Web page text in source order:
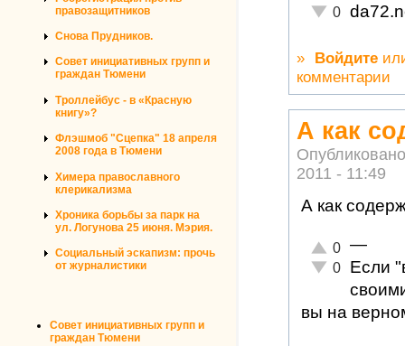
правозащитников
Снова Прудников.
Совет инициативных групп и
граждан Тюмени
Троллейбус - в «Красную
книгу»?
Флэшмоб "Сцепка" 18 апреля
2008 года в Тюмени
Химера православного
клерикализма
Хроника борьбы за парк на
ул. Логунова 25 июня. Мэрия.
Социальный эскапизм: прочь
от журналистики
Совет инициативных групп и
граждан Тюмени
Неадекватно!
0
» Войдите
комментарии
А как
2011 - 11:49
А как
Отлично!
0
Неадекватно!
0
—
Если
вы на